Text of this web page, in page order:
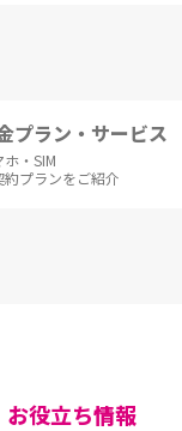
プラン・サービス
ホ・SIM
約プランをご紹介
お役立ち情報